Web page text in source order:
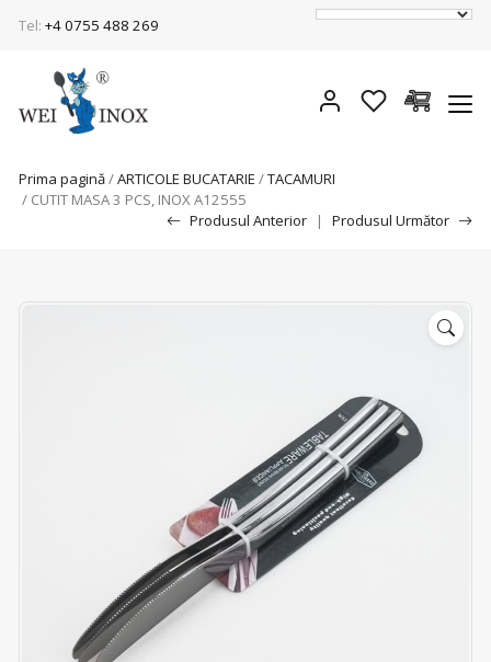
Tel: +4 0755 488 269
Prima pagină/ARTICOLE BUCATARIE /TACAMURI
/ CUTIT MASA 3 PCS, INOX A12555
Produsul Anterior
| Produsul Următor